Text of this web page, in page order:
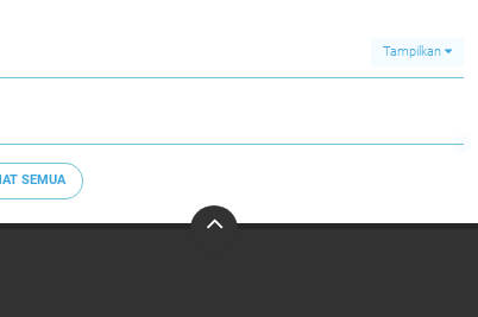
Tampilkan
SEMUA